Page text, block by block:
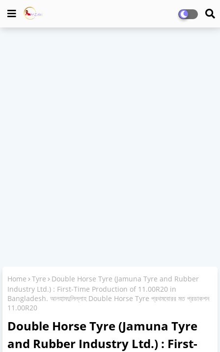
Home Tyre
Double Horse Tyre (Jamuna Tyre and Rubber
Industry Ltd.) : First-Time Production of 11.00R20 in
Bangladesh. আলহামদুলিল্লাহ Double Horse Tyre প্রথমবােরর মত প্রডাকশন
11.00R20
Double Horse Tyre (Jamuna Tyre
and Rubber Industry Ltd.) : First-